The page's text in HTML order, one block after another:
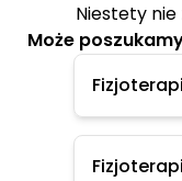
Niestety nie
Może